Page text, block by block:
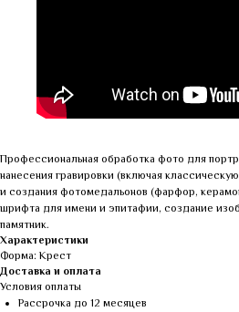
Профессиональная обработка фото для
нанесения гравировки (включая
и создания фотомедальонов (фарфор,
шрифта для имени и эпитафии, создание
памятник.
Характеристики
Форма: Крест
Доставка и оплата
Условия оплаты
Рассрочка до 12 месяцев